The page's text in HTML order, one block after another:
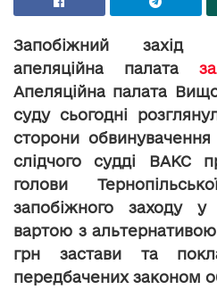
Запобіжний захід
апеляційна палата
Апеляційна палата
суду сьогодні
сторони
слідчого судді ВАКС
голови
запобіжного заходу
вартою з
грн застави та
передбачених законом